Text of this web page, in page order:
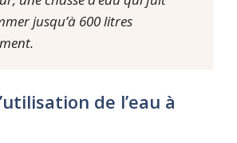
jusqu’à 600 litres
de l’eau à